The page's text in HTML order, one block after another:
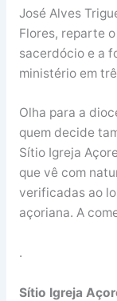
José Alves
Flores, reparte
sacerdócio e a
ministério em
Olha para a
quem decide
Sítio Igreja
que vê com
verificadas ao
açoriana. A
.
Sítio Igreja